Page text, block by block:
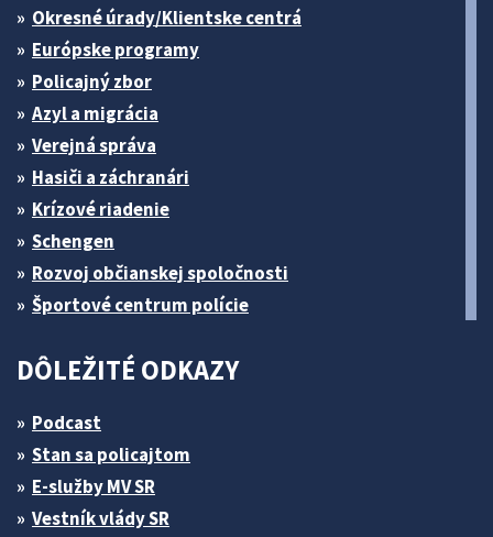
Okresné úrady/Klientske centrá
Európske programy
Policajný zbor
Azyl a migrácia
Verejná správa
Hasiči a záchranári
Krízové riadenie
Schengen
Rozvoj občianskej spoločnosti
Športové centrum polície
DÔLEŽITÉ ODKAZY
Podcast
Stan sa policajtom
E-služby MV SR
Vestník vlády SR